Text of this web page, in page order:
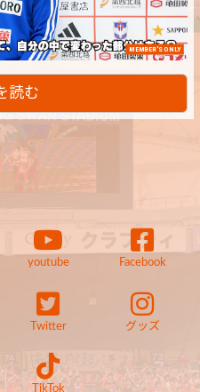
MEMBER'S ONLY
読む
youtube Facebook
Twitter グッズ
TikTok